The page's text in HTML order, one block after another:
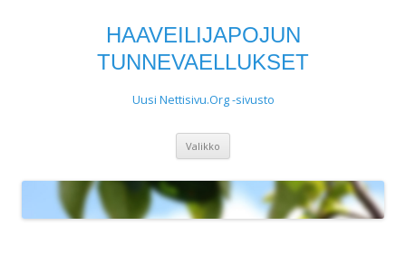
HAAVEILIJAPOJUN
TUNNEVAELLUKSET
Uusi Nettisivu.Org -sivusto
Valikko